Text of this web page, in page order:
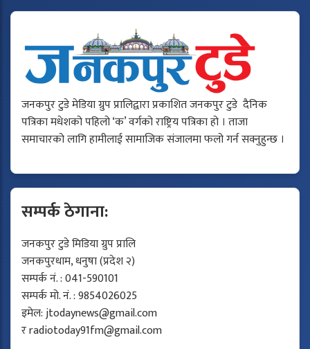
जनकपुर टुडे मेडिया ग्रुप प्रालिद्वारा प्रकाशित जनकपुर टुडे दैनिक
पत्रिका मधेशको पहिलो ‘क’ वर्गको राष्ट्रिय पत्रिका हो । ताजा
समाचारको लागि हामीलाई सामाजिक संजालमा फलो गर्न सक्नुहुन्छ ।
सम्पर्क ठेगाना:
जनकपुर टुडे मिडिया ग्रुप प्रालि
जनकपुरधाम, धनुषा (प्रदेश २)
सम्पर्क नं. : 041-590101
सम्पर्क मो. नं. : 9854026025
इमेल:jtodaynews@gmail.com
रradiotoday91fm@gmail.com